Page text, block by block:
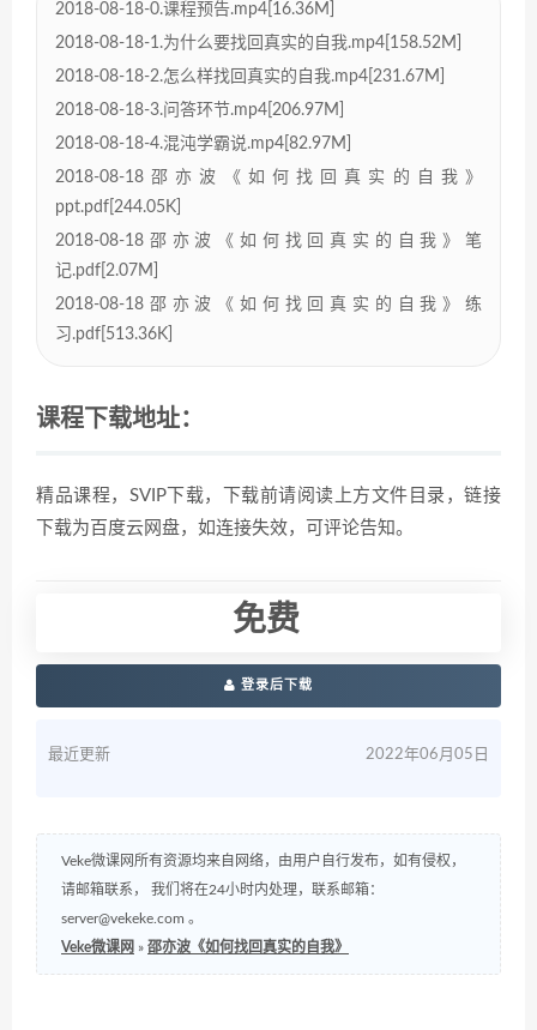
2018-08-18-0.课程预告.mp4[16.36M]
2018-08-18-1.为什么要找回真实的自我.mp4[158.52M]
2018-08-18-2.怎么样找回真实的自我.mp4[231.67M]
2018-08-18-3.问答环节.mp4[206.97M]
2018-08-18-4.混沌学霸说.mp4[82.97M]
2018-08-18邵亦波《如何找回真实的自我》
ppt.pdf[244.05K]
2018-08-18邵亦波《如何找回真实的自我》笔
记.pdf[2.07M]
2018-08-18邵亦波《如何找回真实的自我》练
习.pdf[513.36K]
课程下载地址：
精品课程，SVIP下载，下载前请阅读上方文件目录，链接
下载为百度云网盘，如连接失效，可评论告知。
免费
登录后下载
最近更新 2022年06月05日
Veke微课网所有资源均来自网络，由用户自行发布，如有侵权，
请邮箱联系， 我们将在24小时内处理，联系邮箱：
server@vekeke.com 。
Veke微课网 » 邵亦波《如何找回真实的自我》